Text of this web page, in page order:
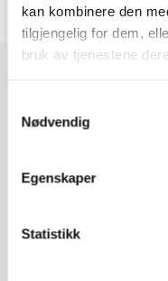
kan kombinere den
tilgjengelig for dem,
bruk av tjenestene
Nødvendig
Egenskaper
Statistikk